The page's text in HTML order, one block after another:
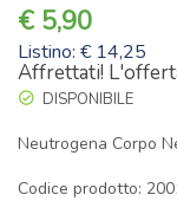
5,90
Listino: € 14,25
Affrettati!
DISPONIBILE
Neutrogena Corpo
Codice prodotto: